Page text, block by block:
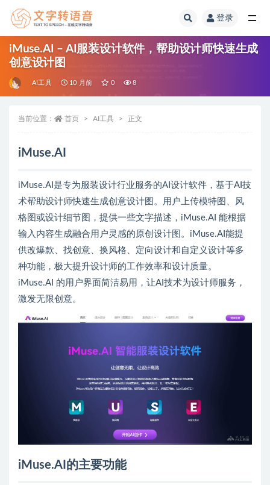
登录
iMuse.AI – AI服装设计软件，帮助设计师快速生成
创意设计图
AI工具 10 月前 0 8
当前位置： 首页 AI工具 正文
iMuse.AI
iMuse.AI是专为服装设计行业服务的AI设计软件，基于AI技
术帮助设计师快速生成创意设计图。用户上传模特图、风
格图或设计细节图，提供一些文字描述，iMuse.AI 能根据
输入内容生成融合用户灵感的原创设计图。iMuse.AI能提
供改爆款、找创意、换风格、定向设计和自定义设计等多
种功能，极大提升设计师的工作效率和设计质量。
iMuse.AI 的用户界面简洁易用，让AI技术为设计师服务，
激发无限创意。
iMuse.AI的主要功能